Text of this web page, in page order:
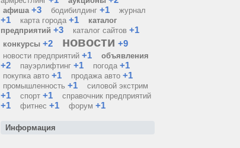
афиша +3 бодибилдинг +1 журнал
+1 карта города +1
каталог
предприятий +3 каталог сайтов +1
конкурсы +2 новости +9
новости предприятий +1 объявления
+2 пауэрлифтинг +1 погода +1
покупка авто +1 продажа авто +1
промышленность +1 силовой экстрим
+1 спорт +1 справочник предприятий
+1 фитнес +1 форум +1
Информация